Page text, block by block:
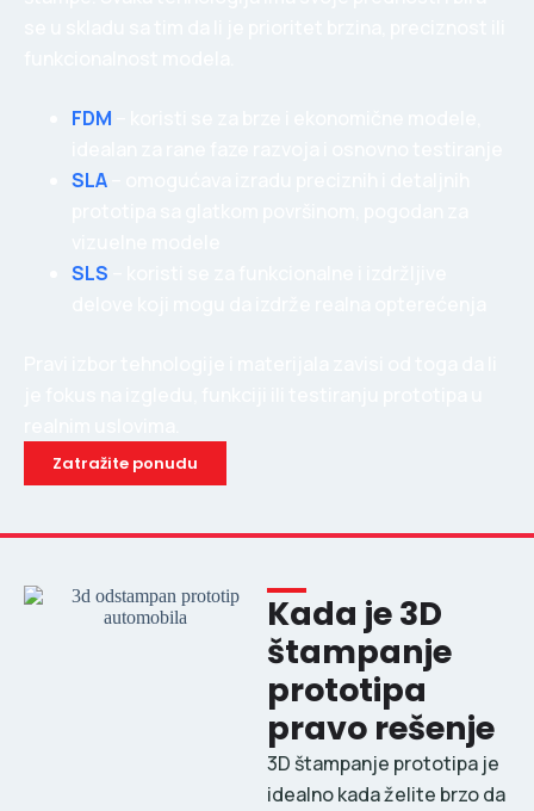
FDM
SLA
SLS
Zatražite ponudu
Kada je 3D
štampanje
prototipa
pravo rešenje
3D štampanje prototipa je
idealno kada želite brzo da